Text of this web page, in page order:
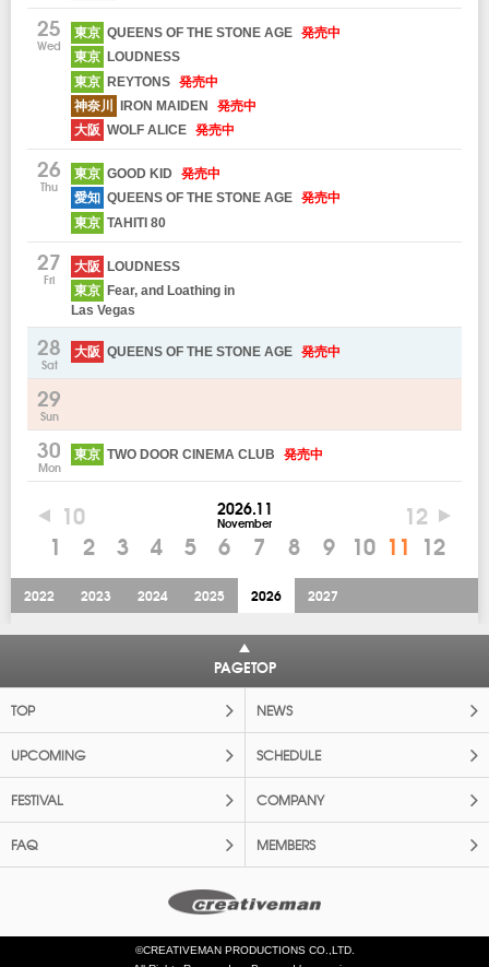
25
Wed
東京 QUEENS OF THE STONE AGE 発売中
東京 LOUDNESS
東京 REYTONS 発売中
神奈川
IRON MAIDEN
発売中
大阪 WOLF ALICE 発売中
26
Thu
東京 GOOD KID
発売中
愛知 QUEENS OF THE STONE AGE 発売中
東京 TAHITI 80
27
Fri
大阪 LOUDNESS
東京 Fear, and Loathing in
Las Vegas
28
Sat
大阪 QUEENS OF THE STONE AGE 発売中
29
Sun
30
Mon
東京 TWO DOOR CINEMA CLUB 発売中
10 12
2026.11
November
1 2 3 4 5 6 7 8 9 10 11 12
2022 2023 2024 2025 2026 2027
PAGETOP
TOP NEWS
UPCOMING SCHEDULE
FESTIVAL COMPANY
FAQ MEMBERS
©CREATIVEMAN PRODUCTIONS CO.,LTD.